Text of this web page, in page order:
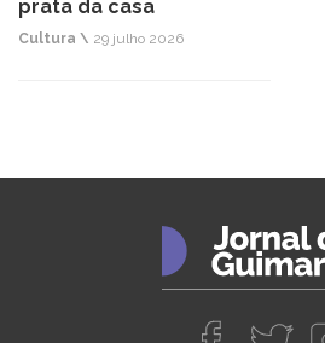
prata da casa
Cultura \ 29 julho 2026